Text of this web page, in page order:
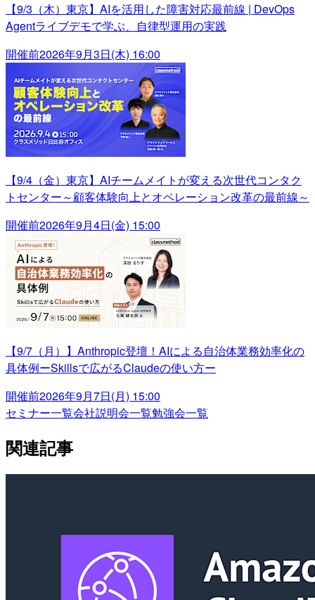
【9/3（木）東京】AIを活用した障害対応最前線 | DevOps
Agentライブデモで学ぶ、自律型運用の実践
開催前2026年9月3日(木) 16:00
【9/4（金）東京】AIチームメイトが変える次世代コンタク
トセンター～顧客体験向上とオペレーション改革の最前線～
開催前2026年9月4日(金) 15:00
【9/7（月）】Anthropic登壇！AIによる自治体業務効率化の
具体例ーSkillsで広がるClaudeの使い方ー
開催前2026年9月7日(月) 15:00
セミナー一覧会社説明会一覧勉強会一覧
関連記事